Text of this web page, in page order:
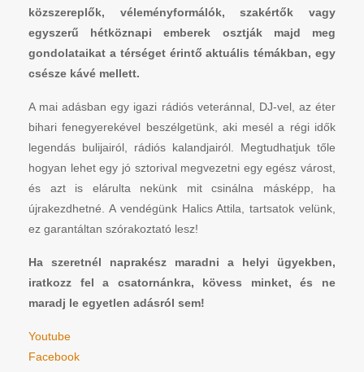
közszereplők, véleményformálók, szakértők vagy
egyszerű hétköznapi emberek osztják majd meg
gondolataikat a térséget érintő aktuális témákban, egy
csésze kávé mellett.
A mai adásban egy igazi rádiós veteránnal, DJ-vel, az éter
bihari fenegyerekével beszélgetünk, aki mesél a régi idők
legendás bulijairól, rádiós kalandjairól. Megtudhatjuk tőle
hogyan lehet egy jó sztorival megvezetni egy egész várost,
és azt is elárulta nekünk mit csinálna másképp, ha
újrakezdhetné. A vendégünk Halics Attila, tartsatok velünk,
ez garantáltan szórakoztató lesz!
Ha szeretnél naprakész maradni a helyi ügyekben,
iratkozz fel a csatornánkra, kövess minket, és ne
maradj le egyetlen adásról sem!
Youtube
Facebook